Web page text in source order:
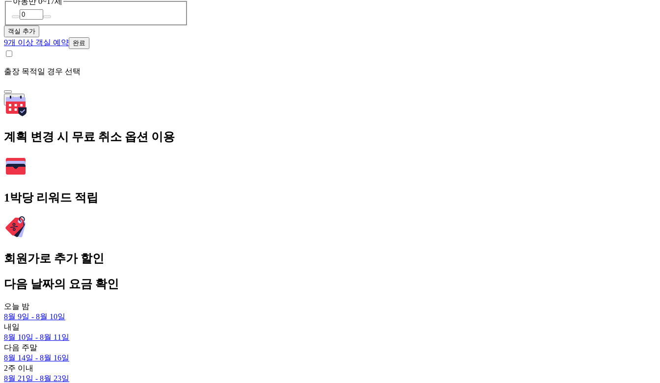
객실 추가
9개 이상 객실 예약 완료
출장 목적일 경우 선택
검색
계획 변경 시 무료 취소 옵션 이용
1박당 리워드 적립
회원가로 추가 할인
다음 날짜의 요금 확인
오늘 밤
8월 9일 - 8월 10일
내일
8월 10일 - 8월 11일
다음 주말
8월 14일 - 8월 16일
2주 이내
8월 21일 - 8월 23일